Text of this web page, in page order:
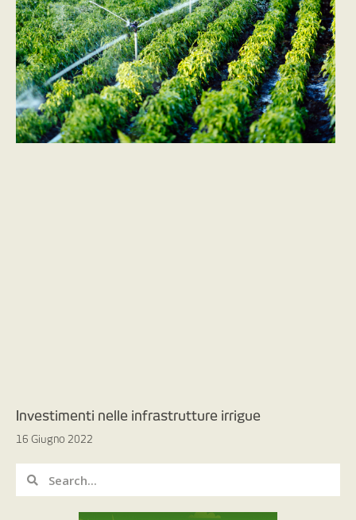
Investimenti nelle infrastrutture irrigue
16 Giugno 2022